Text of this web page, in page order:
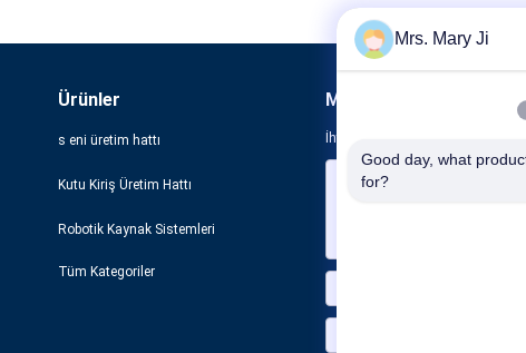
Ürünler
s eni üretim hattı
Kutu Kiriş Üretim Hattı
Robotik Kaynak Sistemleri
Tüm Kategoriler
Mail Gönder
İhtiyaçlarınızı bize bildirin. En
Mrs. Mary Ji
Good day, what
for?